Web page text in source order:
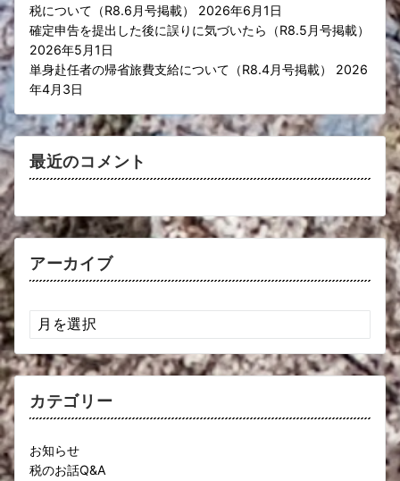
税について（R8.6月号掲載）
2026年6月1日
確定申告を提出した後に誤りに気づいたら（R8.5月号掲載）
2026年5月1日
単身赴任者の帰省旅費支給について（R8.4月号掲載）
2026
年4月3日
最近のコメント
アーカイブ
ア
ー
カ
イ
ブ
カテゴリー
お知らせ
税のお話Q&A